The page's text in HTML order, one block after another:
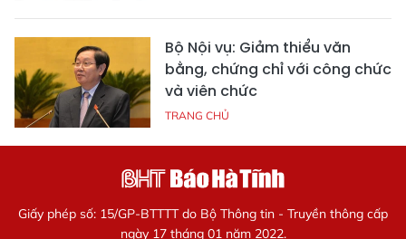
Bộ Nội vụ: Giảm thiểu văn
bằng, chứng chỉ với công chức
và viên chức
TRANG CHỦ
Giấy phép số: 15/GP-BTTTT do Bộ Thông tin - Truyền thông cấp
ngày 17 tháng 01 năm 2022.